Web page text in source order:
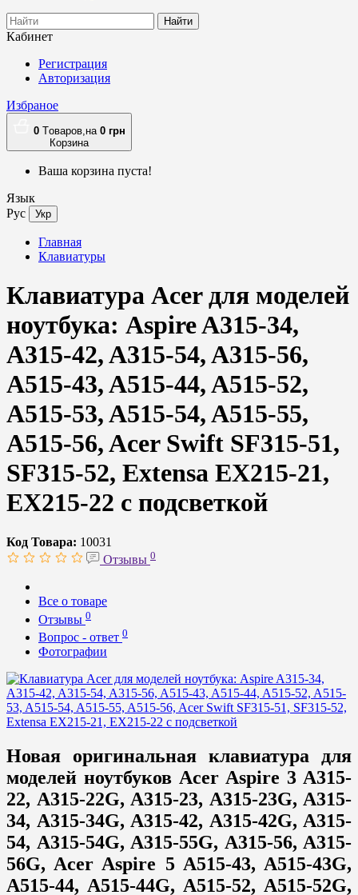
Найти
Кабинет
Регистрация
Авторизация
Избраное
0 Tоваров,на 0 грн
Корзина
Ваша корзина пуста!
Язык
Рус
Укр
Главная
Клавиатуры
Клавиатура Acer для моделей
ноутбука: Aspire A315-34,
A315-42, A315-54, A315-56,
A515-43, A515-44, A515-52,
A515-53, A515-54, A515-55,
A515-56, Acer Swift SF315-51,
SF315-52, Extensa EX215-21,
EX215-22 с подсветкой
Код Товара: 10031
Отзывы 0
Все о товаре
Отзывы 0
Вопрос - ответ 0
Фотографии
Новая оригинальная клавиатура для
моделей ноутбуков Acer Aspire 3 A315-
22, A315-22G, A315-23, A315-23G, A315-
34, A315-34G, A315-42, A315-42G, A315-
54, A315-54G, A315-55G, A315-56, A315-
56G, Acer Aspire 5 A515-43, A515-43G,
A515-44, A515-44G, A515-52, A515-52G,